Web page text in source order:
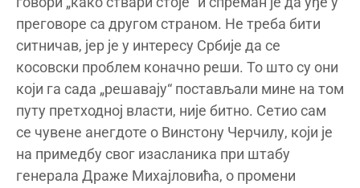
преговоре са другом страном. Не треба бити
ситничав, јер је у интересу Србије да се
косовски проблем коначно реши. То што су они
који га сада „решавају“ постављали мине на том
путу претходној власти, није битно. Сетио сам
се чувене анегдоте о Винстону Черчилу, који је
на примедбу свог изасланика при штабу
генерала Драже Михајловића, о промени